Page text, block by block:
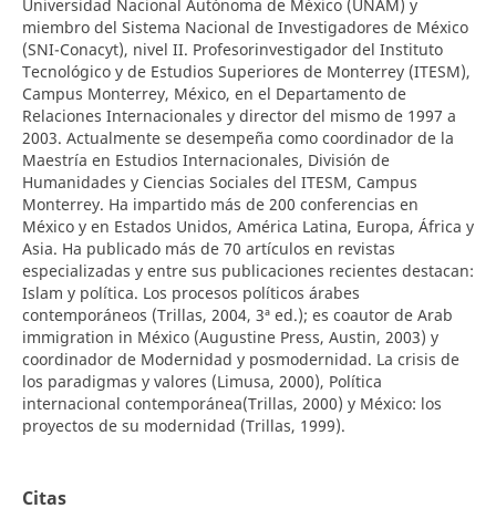
Universidad Nacional Autónoma de México (UNAM) y
miembro del Sistema Nacional de Investigadores de México
(SNI-Conacyt), nivel II. Profesorinvestigador del Instituto
Tecnológico y de Estudios Superiores de Monterrey (ITESM),
Campus Monterrey, México, en el Departamento de
Relaciones Internacionales y director del mismo de 1997 a
2003. Actualmente se desempeña como coordinador de la
Maestría en Estudios Internacionales, División de
Humanidades y Ciencias Sociales del ITESM, Campus
Monterrey. Ha impartido más de 200 conferencias en
México y en Estados Unidos, América Latina, Europa, África y
Asia. Ha publicado más de 70 artículos en revistas
especializadas y entre sus publicaciones recientes destacan:
Islam y política. Los procesos políticos árabes
contemporáneos (Trillas, 2004, 3ª ed.); es coautor de Arab
immigration in México (Augustine Press, Austin, 2003) y
coordinador de Modernidad y posmodernidad. La crisis de
los paradigmas y valores (Limusa, 2000), Política
internacional contemporánea(Trillas, 2000) y México: los
proyectos de su modernidad (Trillas, 1999).
Citas